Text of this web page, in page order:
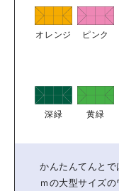
オレンジ ピンク
深緑 黄緑
かんたんてんと
ｍの大型サイズ